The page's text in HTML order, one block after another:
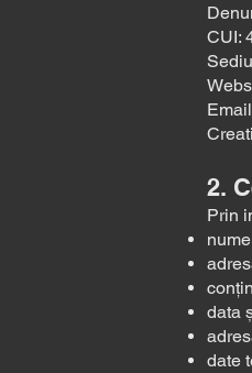
CUI:
2.
Prin
nume
data
date